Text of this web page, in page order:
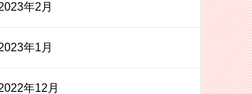
年2月
年1月
年12月